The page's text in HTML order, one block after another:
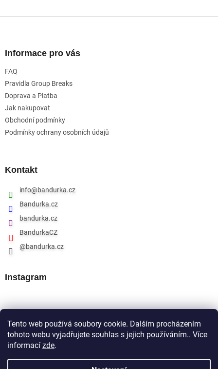
Tento web používá soubory cookie. Dalším procházením
tohoto webu vyjadřujete souhlas s jejich používáním.. Více
informací zde.
Informace pro vás
FAQ
Pravidla Group Breaks
Doprava a Platba
Jak nakupovat
Obchodní podmínky
Podmínky ochrany osobních údajů
Kontakt
info@bandurka.cz
Bandurka.cz
bandurka.cz
BandurkaCZ
@bandurka.cz
Instagram